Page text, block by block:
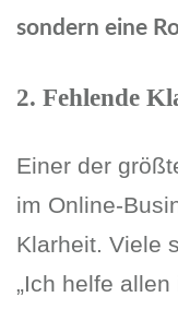
sondern eine
2. Fehlende
Einer der
im Online-
Klarheit. Viele
„Ich helfe